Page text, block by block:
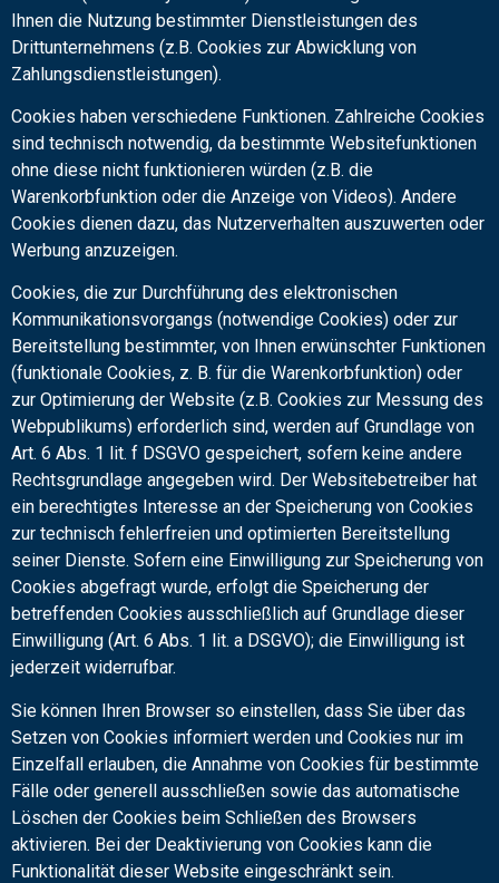
Ihnen die Nutzung bestimmter Dienstleistungen des
Drittunternehmens (z.B. Cookies zur Abwicklung von
Zahlungsdienstleistungen).
Cookies haben verschiedene Funktionen. Zahlreiche Cookies
sind technisch notwendig, da bestimmte Websitefunktionen
ohne diese nicht funktionieren würden (z.B. die
Warenkorbfunktion oder die Anzeige von Videos). Andere
Cookies dienen dazu, das Nutzerverhalten auszuwerten oder
Werbung anzuzeigen.
Cookies, die zur Durchführung des elektronischen
Kommunikationsvorgangs (notwendige Cookies) oder zur
Bereitstellung bestimmter, von Ihnen erwünschter Funktionen
(funktionale Cookies, z. B. für die Warenkorbfunktion) oder
zur Optimierung der Website (z.B. Cookies zur Messung des
Webpublikums) erforderlich sind, werden auf Grundlage von
Art. 6 Abs. 1 lit. f DSGVO gespeichert, sofern keine andere
Rechtsgrundlage angegeben wird. Der Websitebetreiber hat
ein berechtigtes Interesse an der Speicherung von Cookies
zur technisch fehlerfreien und optimierten Bereitstellung
seiner Dienste. Sofern eine Einwilligung zur Speicherung von
Cookies abgefragt wurde, erfolgt die Speicherung der
betreffenden Cookies ausschließlich auf Grundlage dieser
Einwilligung (Art. 6 Abs. 1 lit. a DSGVO); die Einwilligung ist
jederzeit widerrufbar.
Sie können Ihren Browser so einstellen, dass Sie über das
Setzen von Cookies informiert werden und Cookies nur im
Einzelfall erlauben, die Annahme von Cookies für bestimmte
Fälle oder generell ausschließen sowie das automatische
Löschen der Cookies beim Schließen des Browsers
aktivieren. Bei der Deaktivierung von Cookies kann die
Funktionalität dieser Website eingeschränkt sein.